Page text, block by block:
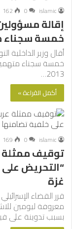
islamic
0
162
إقالة
خمسة سجناء
أقال وزير الداخلية
خمسة سجناء
2013…
أكمل القراءة »
islamic
0
169
توقيف ممثلة
“التحريض
غزة
قرر القضاء
معروفة ليومين
بسبب تدوينة على